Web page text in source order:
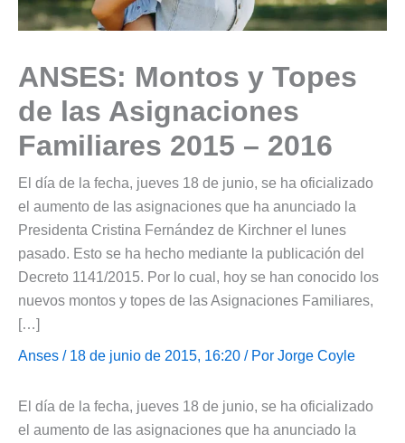
ANSES: Montos y Topes
de las Asignaciones
Familiares 2015 – 2016
El día de la fecha, jueves 18 de junio, se ha oficializado
el aumento de las asignaciones que ha anunciado la
Presidenta Cristina Fernández de Kirchner el lunes
pasado. Esto se ha hecho mediante la publicación del
Decreto 1141/2015. Por lo cual, hoy se han conocido los
nuevos montos y topes de las Asignaciones Familiares,
[…]
Anses / 18 de junio de 2015, 16:20 / Por Jorge Coyle
El día de la fecha, jueves 18 de junio, se ha oficializado
el aumento de las asignaciones que ha anunciado la